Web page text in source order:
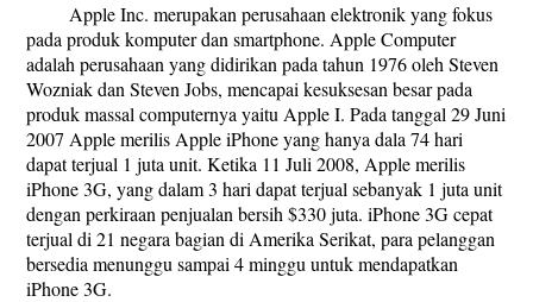
Apple Inc. merupakan perusahaan elektronik yang fokus
pada produk komputer dan smartphone. Apple Computer
adalah perusahaan yang didirikan pada tahun 1976 oleh Steven
Wozniak dan Steven Jobs, mencapai kesuksesan besar pada
produk massal computernya yaitu Apple I. Pada tanggal 29 Juni
2007 Apple merilis Apple iPhone yang hanya dala 74 hari
dapat terjual 1 juta unit. Ketika 11 Juli 2008, Apple merilis
iPhone 3G, yang dalam 3 hari dapat terjual sebanyak 1 juta unit
dengan perkiraan penjualan bersih $330 juta. iPhone 3G cepat
terjual di 21 negara bagian di Amerika Serikat, para pelanggan
bersedia menunggu sampai 4 minggu untuk mendapatkan
iPhone 3G.